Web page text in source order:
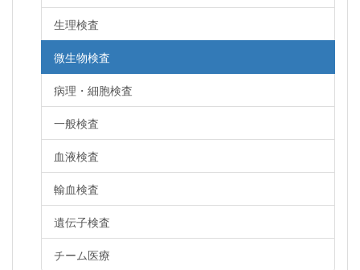
生理検査
微生物検査
病理・細胞検査
一般検査
血液検査
輸血検査
遺伝子検査
チーム医療